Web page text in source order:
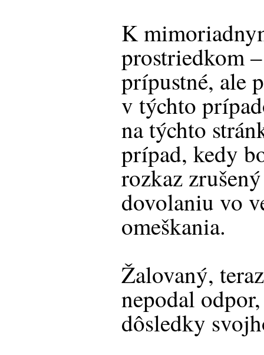
K
prostriedkom
prípustné, ale
v týchto
na týchto
prípad, kedy
rozkaz
dovolaniu vo
omeškania.
Žalovaný,
nepodal
dôsledky